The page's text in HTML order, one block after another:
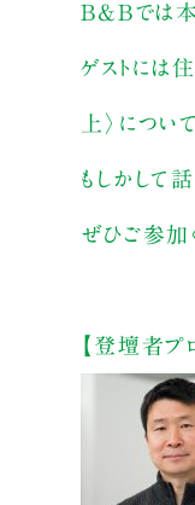
B&Bでは本
ゲストには
上〉につい
もしかして
ぜひご参加
【登壇者プ